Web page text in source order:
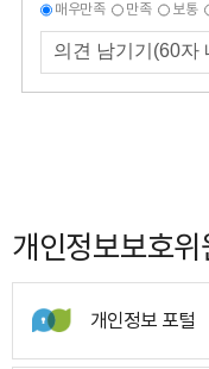
매우만족 만족 보통
개인정보보호
개인정보 포털